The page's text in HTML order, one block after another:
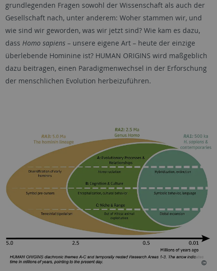
grundlegenden Fragen sowohl der Wissenschaft als auch der
Gesellschaft nach, unter anderem: Woher stammen wir, und
wie sind wir geworden, was wir jetzt sind? Wie kam es dazu,
dass Homo sapiens– unsere eigene Art – heute der einzige
überlebende Hominine ist? HUMAN ORIGINS wird maßgeblich
dazu beitragen, einen Paradigmenwechsel in der Erforschung
der menschlichen Evolution herbeizuführen.